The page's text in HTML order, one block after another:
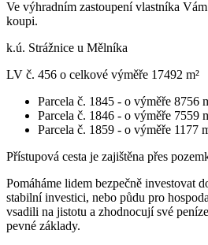
Ve výhradním zastoupení vlastníka
koupi.
k.ú. Strážnice u Mělníka
LV č. 456 o celkové výměře 17492 m²
Parcela č. 1845 - o výměře 8756
Parcela č. 1846 - o výměře 7559
Parcela č. 1859 - o výměře 1177
Přístupová cesta je zajištěna přes
Pomáháme lidem bezpečně investovat
stabilní investici, nebo půdu pro
vsadili na jistotu a zhodnocují své
pevné základy.